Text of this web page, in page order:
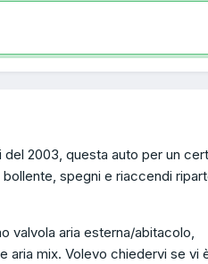
2003, questa auto per un
spegni e riaccendi
valvola aria esterna/abitacolo,
aria mix. Volevo chiedervi se vi